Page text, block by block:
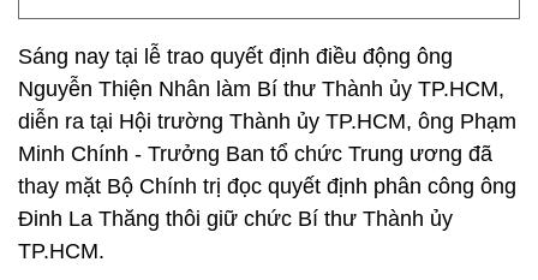
Sáng nay tại lễ trao quyết định điều động ông
Nguyễn Thiện Nhân làm Bí thư Thành ủy TP.HCM,
diễn ra tại Hội trường Thành ủy TP.HCM, ông Phạm
Minh Chính - Trưởng Ban tổ chức Trung ương đã
thay mặt Bộ Chính trị đọc quyết định phân công ông
Đinh La Thăng thôi giữ chức Bí thư Thành ủy
TP.HCM.